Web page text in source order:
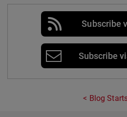
Subscribe
Subscribe
Blog